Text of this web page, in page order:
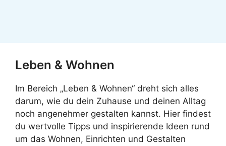
Leben & Wohnen
Im Bereich „Leben & Wohnen“ dreht sich alles
darum, wie du dein Zuhause und deinen Alltag
noch angenehmer gestalten kannst. Hier findest
du wertvolle Tipps und inspirierende Ideen rund
um das Wohnen, Einrichten und Gestalten